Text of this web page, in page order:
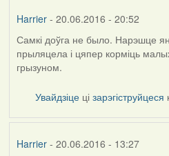
Harrier- 20.06.2016 - 20:52
Самкі доўга не было. Нарэшце
прыляцела і цяпер корміць
грызуном.
Увайдзіце цізарэгіструйцеся
Harrier- 20.06.2016 - 13:27